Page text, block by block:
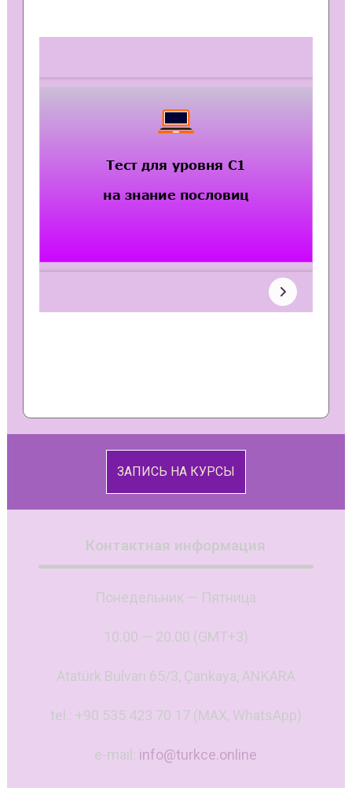
ЗАПИСЬ НА КУРСЫ
Контактная информация
Понедельник — Пятница
10.00 — 20.00 (GMT+3)
Atatürk Bulvarı 65/3, Çankaya, ANKARA
tel.: +90 535 423 70 17 (MAX, WhatsApp)
e-mail: info@turkce.online